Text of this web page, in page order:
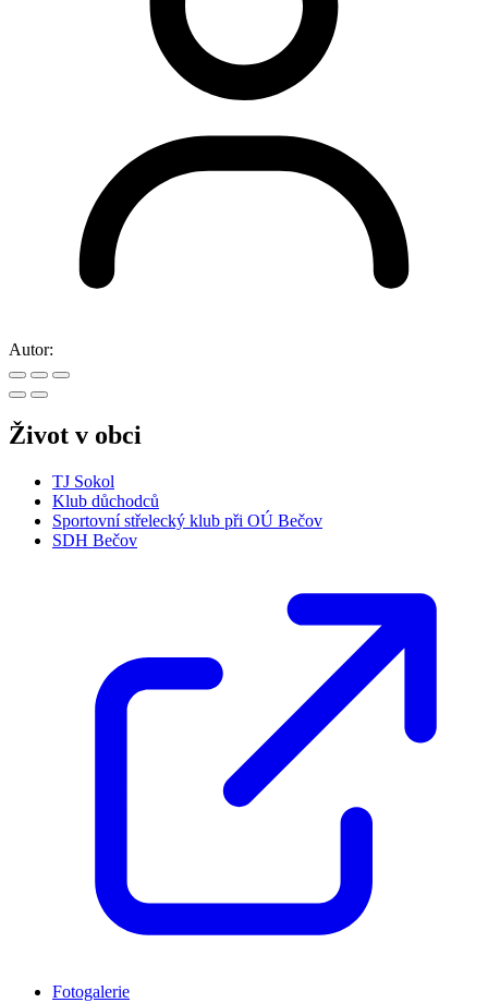
Autor:
Život v obci
TJ Sokol
Klub důchodců
Sportovní střelecký klub při OÚ Bečov
SDH Bečov
Fotogalerie